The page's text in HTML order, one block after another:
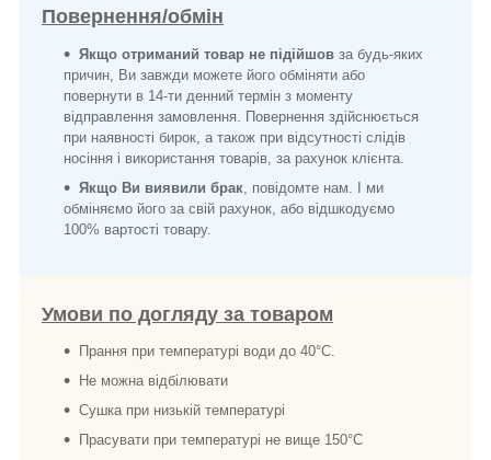
Повернення/обмін
Якщо отриманий товар не підійшов за будь-яких
причин, Ви завжди можете його обміняти або
повернути в 14-ти денний термін з моменту
відправлення замовлення. Повернення здійснюється
при наявності бирок, а також при відсутності слідів
носіння і використання товарів, за рахунок клієнта.
Якщо Ви виявили брак , повідомте нам. І ми
обміняємо його за свій рахунок, або відшкодуємо
100% вартості товару.
Умови по догляду за товаром
Прання при температурі води до 40°C.
Не можна відбілювати
Сушка при низькій температурі
Прасувати при температурі не вище 150°C